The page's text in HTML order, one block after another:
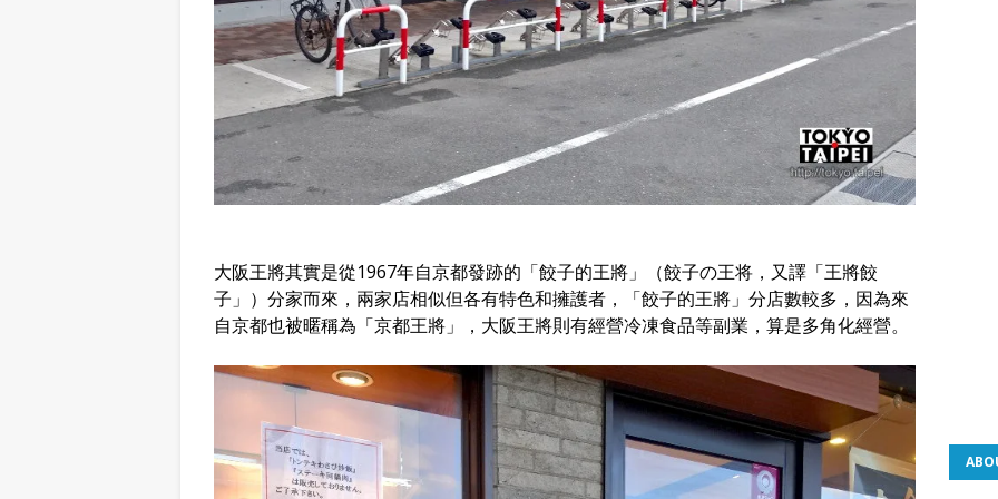
大阪王將其實是從1967年自京都發跡的「餃子的王將」（餃子の王将，又譯「王將餃
子」）分家而來，兩家店相似但各有特色和擁護者，「餃子的王將」分店數較多，因為來
自京都也被暱稱為「京都王將」，大阪王將則有經營冷凍食品等副業，算是多角化經營。